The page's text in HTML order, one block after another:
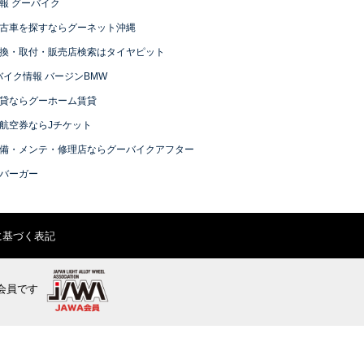
グーバイク
車を探すならグーネット沖縄
・取付・販売店検索はタイヤピット
イク情報 バージンBMW
ならグーホーム賃貸
空券ならJチケット
・メンテ・修理店ならグーバイクアフター
ーガー
づく表記
員です